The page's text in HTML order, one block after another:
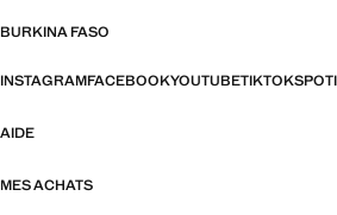
BURKINA FASO
INSTAGRAMFACEBOOKYOUTUBETIKTOK
AIDE
MES ACHATS